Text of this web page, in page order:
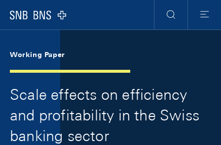
Logo
Ricerca
Menu
Working Paper
Scale effects on efficiency
and profitability in the Swiss
banking sector